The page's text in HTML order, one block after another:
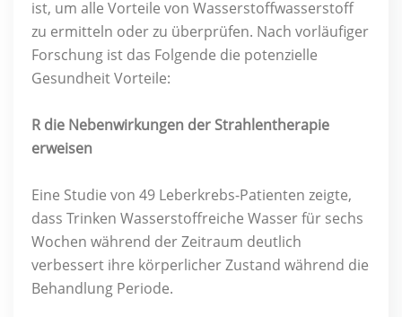
ist, um alle Vorteile von Wasserstoffwasserstoff
zu ermitteln oder zu überprüfen. Nach vorläufiger
Forschung ist das Folgende die potenzielle
Gesundheit Vorteile:
Rdie Nebenwirkungen der Strahlentherapie
erweisen
Eine Studie von 49 Leberkrebs-Patienten zeigte,
dass Trinken Wasserstoffreiche Wasser für sechs
Wochen während der Zeitraum deutlich
verbessert ihre körperlicher Zustand während die
Behandlung Periode.